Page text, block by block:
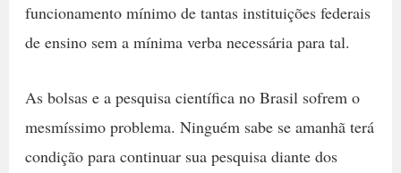
funcionamento mínimo de tantas instituições federais
de ensino sem a mínima verba necessária para tal.
As bolsas e a pesquisa científica no Brasil sofrem o
mesmíssimo problema. Ninguém sabe se amanhã terá
condição para continuar sua pesquisa diante dos